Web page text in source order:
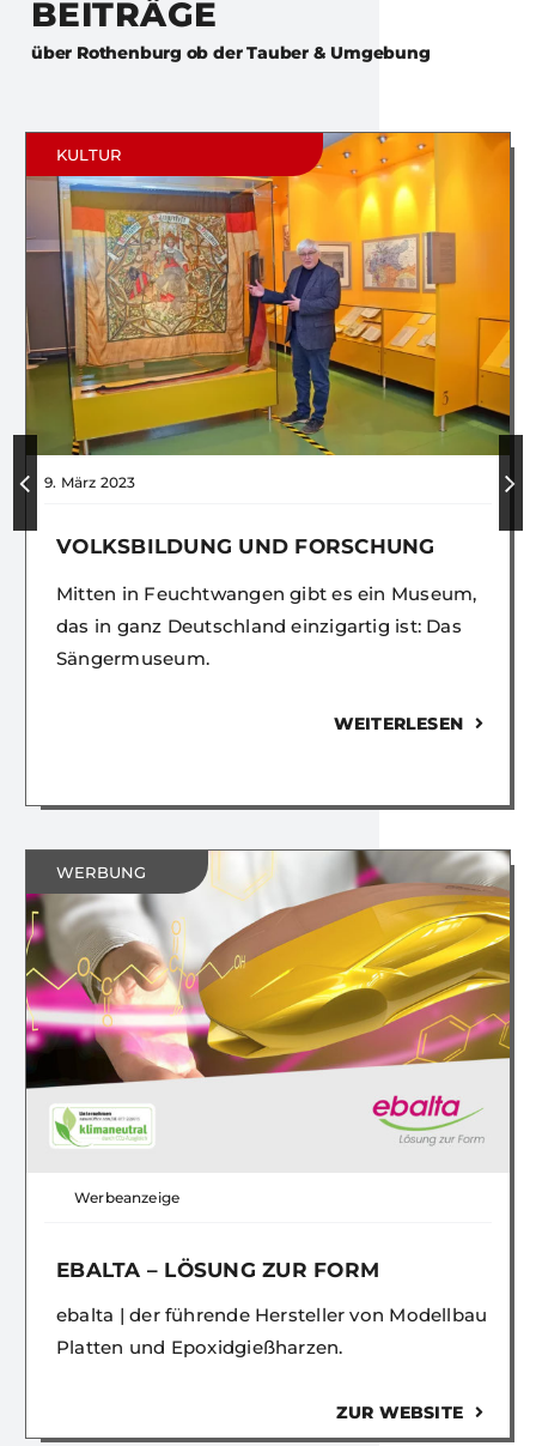
BEITRÄGE
über Rothenburg ob der Tauber & Umgebung
KULTUR
9. März 2023
VOLKSBILDUNG UND FORSCHUNG
Mitten in Feuchtwangen gibt es ein Museum,
das in ganz Deutschland einzigartig ist: Das
Sängermuseum.
WEITERLESEN
WERBUNG
Werbeanzeige
EBALTA – LÖSUNG ZUR FORM
ebalta | der führende Hersteller von Modellbau
Platten und Epoxidgießharzen.
ZUR WEBSITE